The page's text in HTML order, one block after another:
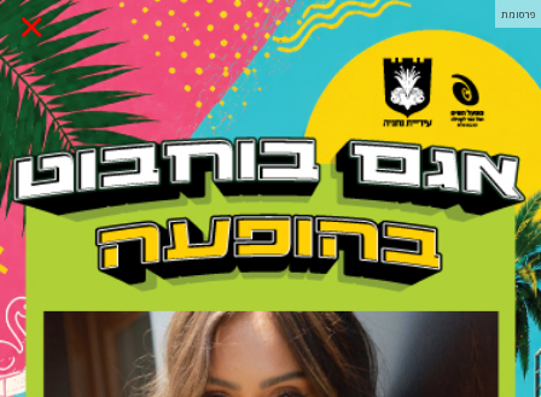
× פרסומת